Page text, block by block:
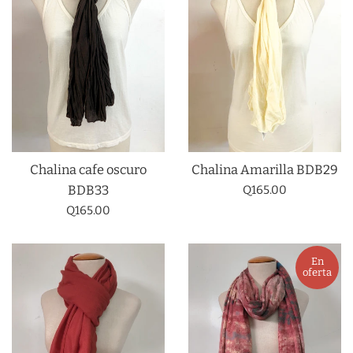
Chalina cafe oscuro
BDB33
Precio
Q165.00
Chalina Amarilla BDB29
Precio
Q165.00
En
oferta